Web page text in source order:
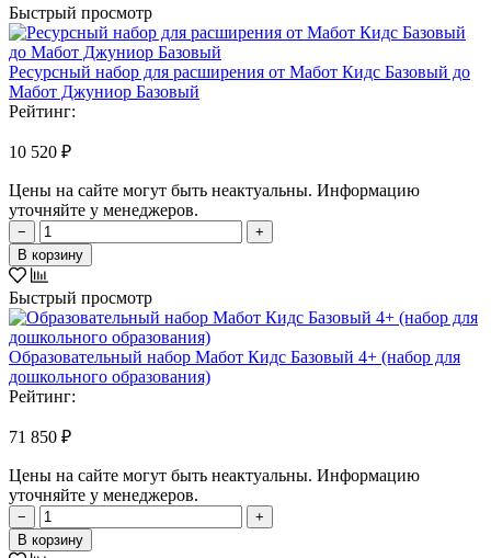
Быстрый просмотр
Ресурсный набор для расширения от Мабот Кидс Базовый до
Мабот Джуниор Базовый
Рейтинг:
10 520 ₽
Цены на сайте могут быть неактуальны. Информацию
уточняйте у менеджеров.
−
+
В корзину
Быстрый просмотр
Образовательный набор Мабот Кидс Базовый 4+ (набор для
дошкольного образования)
Рейтинг:
71 850 ₽
Цены на сайте могут быть неактуальны. Информацию
уточняйте у менеджеров.
−
+
В корзину